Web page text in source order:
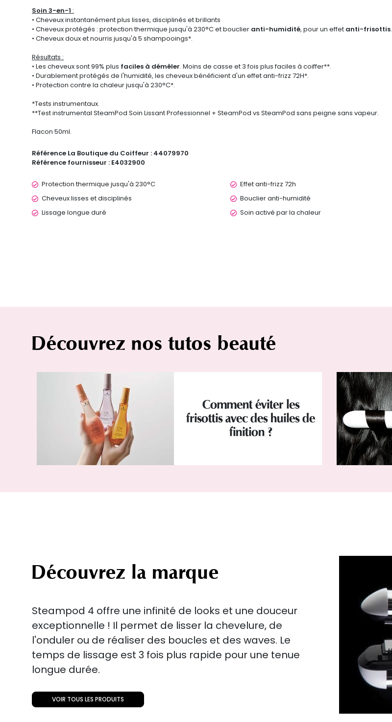
Soin 3-en-1 :
• Cheveux instantanément plus lisses, disciplinés et brillants
• Cheveux protégés : protection thermique jusqu'à 230°C et bouclier anti-humidité, pour un effet anti-frisottis.
• Cheveux doux et nourris jusqu'à 5 shampooings*.
Résultats :
• Les cheveux sont 99% plus faciles à démêler. Moins de casse et 3 fois plus faciles à coiffer**.
• Durablement protégés de l'humidité, les cheveux bénéficient d'un effet anti-frizz 72H*.
• Protection contre la chaleur jusqu'à 230°C*.
*Tests instrumentaux.
**Test instrumental SteamPod Soin Lissant Professionnel + SteamPod vs SteamPod sans peigne sans vapeur.
Flacon 50ml.
Référence La Boutique du Coiffeur : 44079970
Référence fournisseur : E4032900
Protection thermique jusqu'à 230°C Effet anti-frizz 72h
Cheveux lisses et disciplinés
Bouclier anti-humidité
Lissage longue duré
Soin activé par la chaleur
Découvrez nos tutos beauté
Comment éviter les
frisottis avec des huiles de
finition ?
Découvrez la marque
Steampod 4 offre une infinité de looks et une douceur
exceptionnelle ! Il permet de lisser la chevelure, de
l'onduler ou de réaliser des boucles et des waves. Le
temps de lissage est 3 fois plus rapide pour une tenue
longue durée.
VOIR TOUS LES PRODUITS